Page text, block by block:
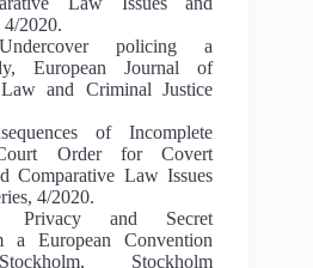
4/2020.
policing a
European Journal of
and Criminal Justice
of Incomplete
Order for Covert
Comparative Law Issues
4/2020.
Privacy and Secret
a European Convention
Stockholm